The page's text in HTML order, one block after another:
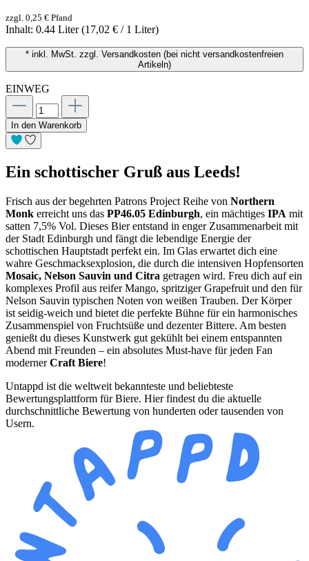
zzgl. 0,25 € Pfand
Inhalt: 0.44 Liter(17,02 € / 1 Liter)
* inkl. MwSt. zzgl. Versandkosten (bei nicht versandkostenfreien
Artikeln)
EINWEG
In den Warenkorb
Ein schottischer Gruß aus Leeds!
Frisch aus der begehrten Patrons Project Reihe von Northern
Monk erreicht uns das PP46.05 Edinburgh, ein mächtiges IPA mit
satten 7,5% Vol. Dieses Bier entstand in enger Zusammenarbeit mit
der Stadt Edinburgh und fängt die lebendige Energie der
schottischen Hauptstadt perfekt ein. Im Glas erwartet dich eine
wahre Geschmacksexplosion, die durch die intensiven Hopfensorten
Mosaic, Nelson Sauvin und Citra getragen wird. Freu dich auf ein
komplexes Profil aus reifer Mango, spritziger Grapefruit und den für
Nelson Sauvin typischen Noten von weißen Trauben. Der Körper
ist seidig-weich und bietet die perfekte Bühne für ein harmonisches
Zusammenspiel von Fruchtsüße und dezenter Bittere. Am besten
genießt du dieses Kunstwerk gut gekühlt bei einem entspannten
Abend mit Freunden – ein absolutes Must-have für jeden Fan
modernerCraft Biere!
Untappd ist die weltweit bekannteste und beliebteste
Bewertungsplattform für Biere. Hier findest du die aktuelle
durchschnittliche Bewertung von hunderten oder tausenden von
Usern.